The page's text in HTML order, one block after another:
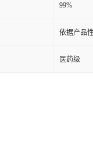
99%
依据产品
医药级